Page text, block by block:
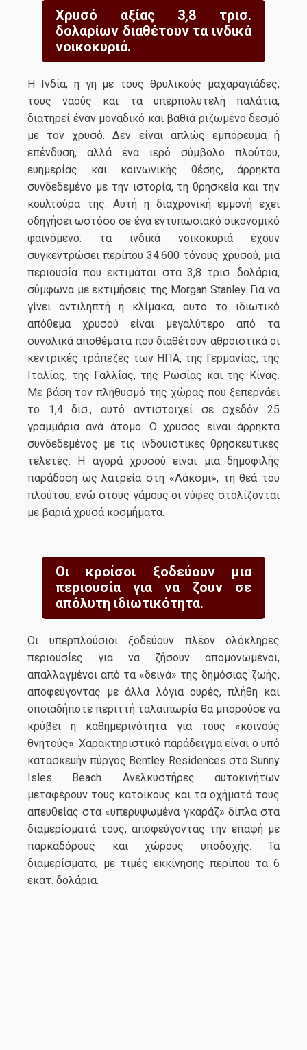
Χρυσό αξίας 3,8 τρισ.
δολαρίων διαθέτουν τα ινδικά
νοικοκυριά.
H Ινδία, η γη με τους θρυλικούς μαχαραγιάδες,
τους ναούς και τα υπερπολυτελή παλάτια,
διατηρεί έναν μοναδικό και βαθιά ριζωμένο δεσμό
με τον χρυσό. Δεν είναι απλώς εμπόρευμα ή
επένδυση, αλλά ένα ιερό σύμβολο πλούτου,
ευημερίας και κοινωνικής θέσης, άρρηκτα
συνδεδεμένο με την ιστορία, τη θρησκεία και την
κουλτούρα της. Αυτή η διαχρονική εμμονή έχει
οδηγήσει ωστόσο σε ένα εντυπωσιακό οικονομικό
φαινόμενο: τα ινδικά νοικοκυριά έχουν
συγκεντρώσει περίπου 34.600 τόνους χρυσού, μια
περιουσία που εκτιμάται στα 3,8 τρισ. δολάρια,
σύμφωνα με εκτιμήσεις της Morgan Stanley. Για να
γίνει αντιληπτή η κλίμακα, αυτό το ιδιωτικό
απόθεμα χρυσού είναι μεγαλύτερο από τα
συνολικά αποθέματα που διαθέτουν αθροιστικά οι
κεντρικές τράπεζες των ΗΠΑ, της Γερμανίας, της
Ιταλίας, της Γαλλίας, της Ρωσίας και της Κίνας.
Με βάση τον πληθυσμό της χώρας που ξεπερνάει
το 1,4 δισ., αυτό αντιστοιχεί σε σχεδόν 25
γραμμάρια ανά άτομο. Ο χρυσός είναι άρρηκτα
συνδεδεμένος με τις ινδουιστικές θρησκευτικές
τελετές. H αγορά χρυσού είναι μια δημοφιλής
παράδοση ως λατρεία στη «Λάκσμι», τη θεά του
πλούτου, ενώ στους γάμους οι νύφες στολίζονται
με βαριά χρυσά κοσμήματα.
Οι κροίσοι ξοδεύουν μια
περιουσία για να ζουν σε
απόλυτη ιδιωτικότητα.
Οι υπερπλούσιοι ξοδεύουν πλέον ολόκληρες
περιουσίες για να ζήσουν απομονωμένοι,
απαλλαγμένοι από τα «δεινά» της δημόσιας ζωής,
αποφεύγοντας με άλλα λόγια ουρές, πλήθη και
οποιαδήποτε περιττή ταλαιπωρία θα μπορούσε να
κρύβει η καθημερινότητα για τους «κοινούς
θνητούς». Χαρακτηριστικό παράδειγμα είναι ο υπό
κατασκευήν πύργος Bentley Residences στο Sunny
Isles Beach. Ανελκυστήρες αυτοκινήτων
μεταφέρουν τους κατοίκους και τα οχήματά τους
απευθείας στα «υπερυψωμένα γκαράζ» δίπλα στα
διαμερίσματά τους, αποφεύγοντας την επαφή με
παρκαδόρους και χώρους υποδοχής. Τα
διαμερίσματα, με τιμές εκκίνησης περίπου τα 6
εκατ. δολάρια.